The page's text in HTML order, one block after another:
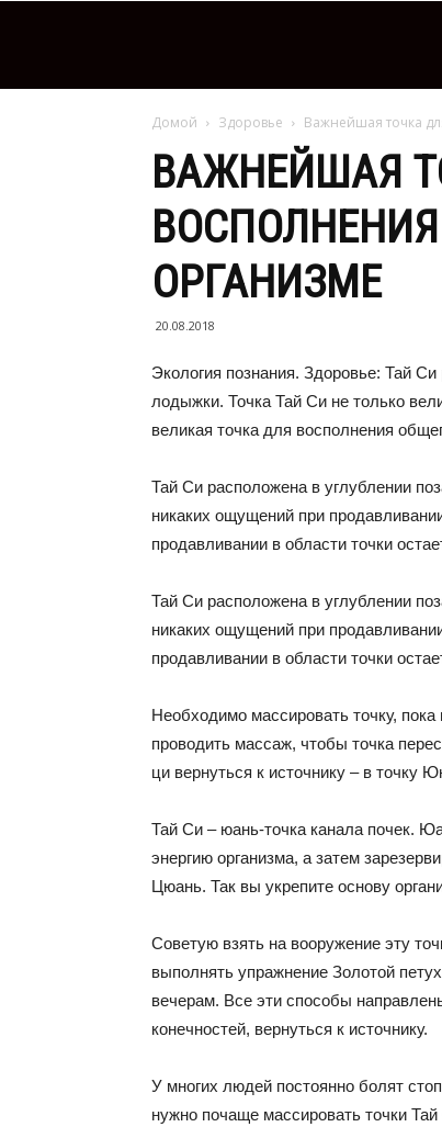
Домой Здоровье Важнейшая точка
ВАЖНЕЙШАЯ
ОРГАНИЗМЕ
20.08.2018
Экология познания. Здоровье: Тай
лодыжки. Точка Тай Си не только
великая точка для восполнения
Тай Си расположена в углублении
никаких ощущений при
продавливании в области точки
Тай Си расположена в углублении
никаких ощущений при
продавливании в области точки
Необходимо массировать точку,
проводить массаж, чтобы точка
ци вернуться к источнику – в точку
Тай Си – юань-точка канала почек.
энергию организма, а затем
Цюань. Так вы укрепите основу
Советую взять на вооружение эту
выполнять упражнение Золотой
вечерам. Все эти способы
конечностей, вернуться к источнику.
У многих людей постоянно болят
нужно почаще массировать точки